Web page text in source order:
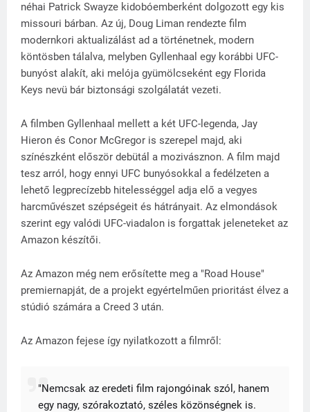
néhai Patrick Swayze kidobóemberként dolgozott egy kis
missouri bárban. Az új, Doug Liman rendezte film
modernkori aktualizálást ad a történetnek, modern
köntösben tálalva, melyben Gyllenhaal egy korábbi UFC-
bunyóst alakít, aki melója gyümölcseként egy Florida
Keys nevü bár biztonsági szolgálatát vezeti.
A filmben Gyllenhaal mellett a két UFC-legenda, Jay
Hieron és Conor McGregor is szerepel majd, aki
színészként először debütál a mozivásznon. A film majd
tesz arról, hogy ennyi UFC bunyósokkal a fedélzeten a
lehető legprecízebb hitelességgel adja elő a vegyes
harcművészet szépségeit és hátrányait. Az elmondások
szerint egy valódi UFC-viadalon is forgattak jeleneteket az
Amazon készítői.
Az Amazon még nem erősítette meg a "Road House"
premiernapját, de a projekt egyértelműen prioritást élvez a
stúdió számára a Creed 3 után.
Az Amazon fejese így nyilatkozott a filmről:
"Nemcsak az eredeti film rajongóinak szól, hanem
egy nagy, szórakoztató, széles közönségnek is.